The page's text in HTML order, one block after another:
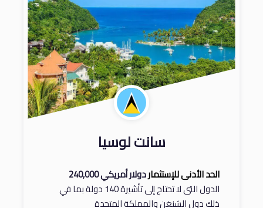
سانت لوسيا
الحد الأدنى للإستثماردولار أمريكي 240,000
الدول التى لا تحتاج إلى تأشيرة 140 دولة بما في
ذلك دول الشنغن والمملكة المتحدة